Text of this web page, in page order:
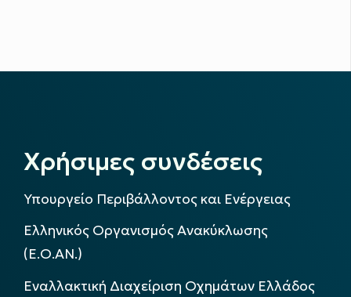
Χρήσιμες συνδέσεις
Υπουργείο Περιβάλλοντος και Ενέργειας
Ελληνικός Οργανισμός Ανακύκλωσης
(Ε.Ο.ΑΝ.)
Εναλλακτική Διαχείριση Οχημάτων Ελλάδος